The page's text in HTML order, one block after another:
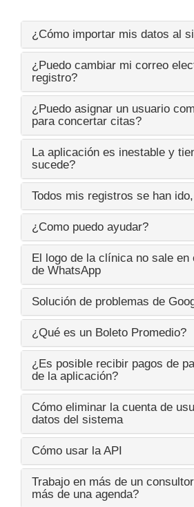
¿Cómo importar mis datos al
¿Puedo cambiar mi correo
registro?
¿Puedo asignar un usuario
para concertar citas?
La aplicación es inestable y
sucede?
Todos mis registros se han
¿Como puedo ayudar?
El logo de la clínica no sale en
de WhatsApp
Solución de problemas de
¿Qué es un Boleto Promedio?
¿Es posible recibir pagos de
de la aplicación?
Cómo eliminar la cuenta de
datos del sistema
Cómo usar la API
Trabajo en más de un
más de una agenda?